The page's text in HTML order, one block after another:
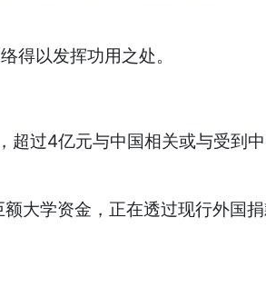
得以发挥功用之处。
超过4亿元与中国相关或与受到
大学资金，正在透过现行外国